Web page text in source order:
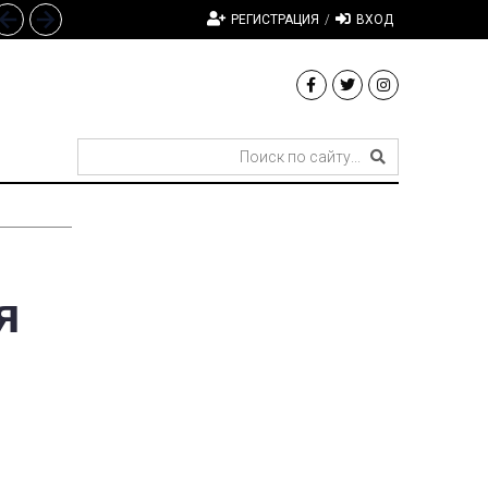
РЕГИСТРАЦИЯ / ВХОД